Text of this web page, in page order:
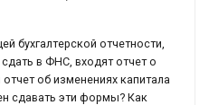
бухгалтерской отчетности,
в ФНС, входят отчет о
об изменениях капитала
сдавать эти формы? Как